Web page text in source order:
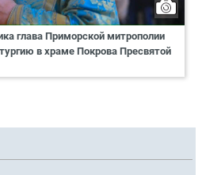
глава Приморской митрополии
в храме Покрова Пресвятой